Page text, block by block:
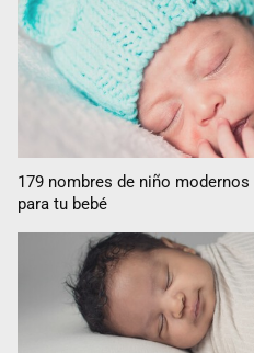
179 nombres de niño
para tu bebé